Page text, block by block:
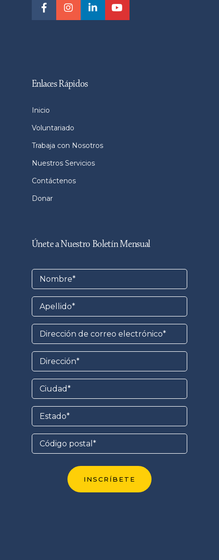
Enlaces Rápidos
Inicio
Voluntariado
Trabaja con Nosotros
Nuestros Servicios
Contáctenos
Donar
Únete a Nuestro Boletín Mensual